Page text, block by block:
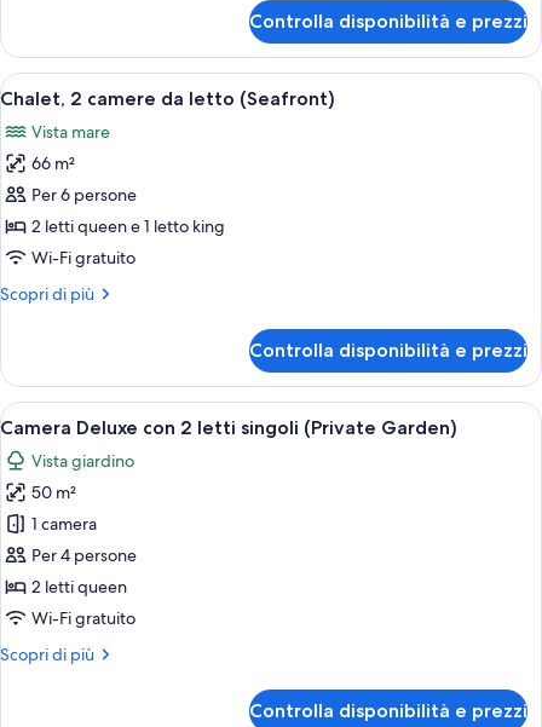
mare
Deluxe
con
2
singoli,
vista
mare
Controlla disponibilità e prezzi
Apri
tutte
le
foto
per
Chalet,
2
da
Un balcone con mobili in vimini, un
11
Chalet, 2 camere da letto (Seafront)
Vista mare
66 m²
Per 6 persone
2 letti queen e 1 letto king
Wi-Fi gratuito
Scopri di più
Altri
2
camere
da
letto
(Seafront)
Controlla disponibilità e prezzi
Apri
tutte
le
foto
per
Camera
Deluxe
con
letti
Un interno moderno con due
7
Camera Deluxe con 2 letti singoli (Private Garden)
Vista giardino
50 m²
1 camera
Per 4 persone
2 letti queen
Wi-Fi gratuito
Scopri di più
Altri
Controlla disponibilità e prezzi